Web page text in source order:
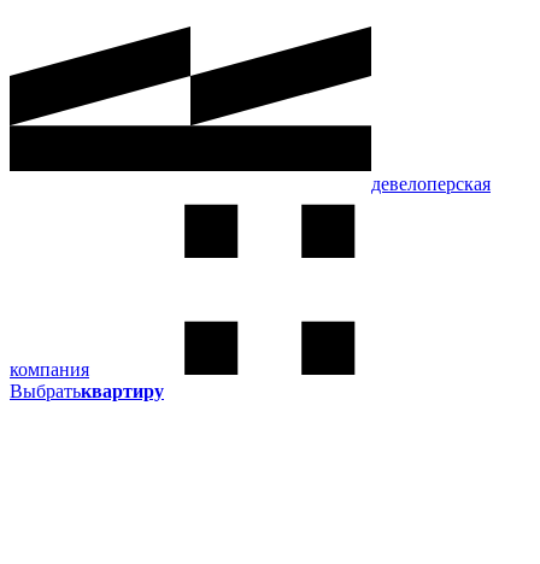
девелоперская
компания
Выбратьквартиру